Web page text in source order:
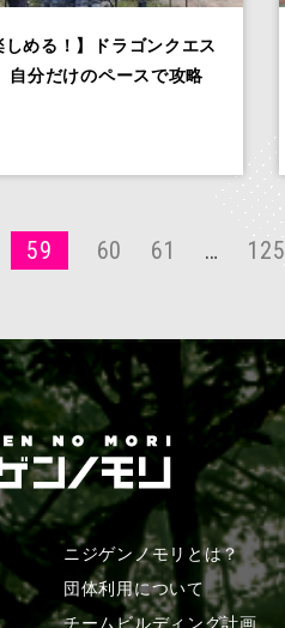
しめる！】ドラゴンクエス
自分だけのペースで攻略
59 60 61 … 125
ニジゲンノモリとは？
団体利用について
チームビルディング計画